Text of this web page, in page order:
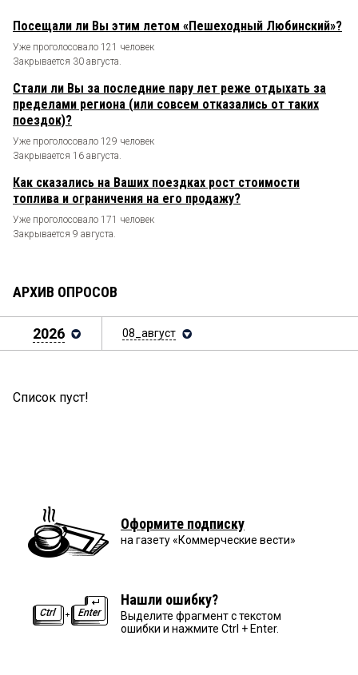
Посещали ли Вы этим летом «Пешеходный Любинский»?
Уже проголосовало 121 человек
Закрывается 30 августа.
Стали ли Вы за последние пару лет реже отдыхать за
пределами региона (или совсем отказались от таких
поездок)?
Уже проголосовало 129 человек
Закрывается 16 августа.
Как сказались на Ваших поездках рост стоимости
топлива и ограничения на его продажу?
Уже проголосовало 171 человек
Закрывается 9 августа.
АРХИВ ОПРОСОВ
2026 08_август
Список пуст!
Оформите подписку
на газету «Коммерческие вести»
Нашли ошибку?
Выделите фрагмент с текстом
ошибки и нажмите Ctrl + Enter.